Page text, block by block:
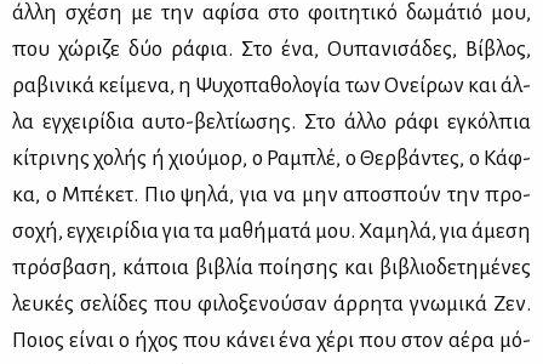
άλ­λη σχέ­ση με την αφί­σα στο φοι­τη­τι­κό δω­μά­τιό μου,
που χώ­ρι­ζε δύο ρά­φια. Στο ένα, Ου­πα­νι­σά­δες, Βί­βλος,
ρα­βι­νι­κά κεί­με­να, η Ψυ­χο­πα­θο­λο­γία των Ονεί­ρων και άλ­
λα εγ­χει­ρί­δια αυ­το-βελ­τί­ω­σης. Στο άλ­λο ρά­φι εγκόλ­πια
κί­τρι­νης χο­λής ή χιού­μορ, ο Ρα­μπλέ, ο Θερ­βά­ντες, ο Κάφ­
κα, ο Μπέ­κετ. Πιο ψη­λά, για να μην απο­σπούν την προ­
σο­χή, εγ­χει­ρί­δια για τα μα­θή­μα­τά μου. Χα­μη­λά, για άμε­ση
πρό­σβα­ση, κά­ποια βι­βλία ποί­η­σης και βι­βλιο­δε­τη­μέ­νες
λευ­κές σε­λί­δες που φι­λο­ξε­νού­σαν άρ­ρη­τα γνω­μι­κά Ζεν.
Ποιος εί­ναι ο ήχος που κά­νει ένα χέ­ρι που στον αέ­ρα μό­